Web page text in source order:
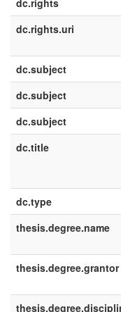
dc.rights
dc.rights.uri
dc.subject
dc.subject
dc.subject
dc.title
dc.type
thesis.degree.name
thesis.degree.grantor